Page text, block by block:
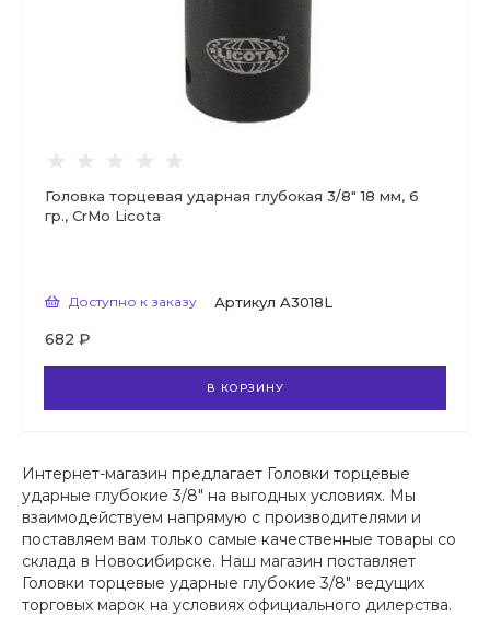
Головка торцевая ударная глубокая 3/8" 18 мм, 6
гр., CrMo Licota
Доступно к заказу Артикул A3018L
682 ₽
В КОРЗИНУ
Интернет-магазин предлагает Головки торцевые
ударные глубокие 3/8" на выгодных условиях. Мы
взаимодействуем напрямую с производителями и
поставляем вам только самые качественные товары со
склада в Новосибирске. Наш магазин поставляет
Головки торцевые ударные глубокие 3/8" ведущих
торговых марок на условиях официального дилерства.